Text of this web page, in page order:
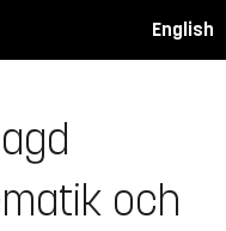
English
och